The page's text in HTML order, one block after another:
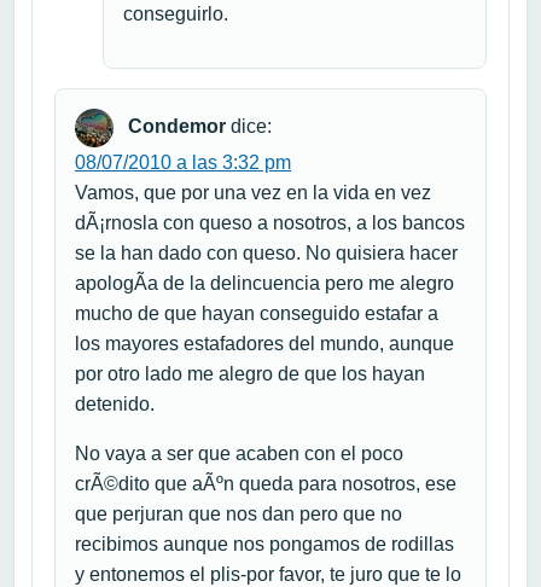
conseguirlo.
Condemor dice:
08/07/2010 a las 3:32 pm
Vamos, que por una vez en la vida en vez
dÃ¡rnosla con queso a nosotros, a los bancos
se la han dado con queso. No quisiera hacer
apologÃ­a de la delincuencia pero me alegro
mucho de que hayan conseguido estafar a
los mayores estafadores del mundo, aunque
por otro lado me alegro de que los hayan
detenido.
No vaya a ser que acaben con el poco
crÃ©dito que aÃºn queda para nosotros, ese
que perjuran que nos dan pero que no
recibimos aunque nos pongamos de rodillas
y entonemos el plis-por favor, te juro que te lo